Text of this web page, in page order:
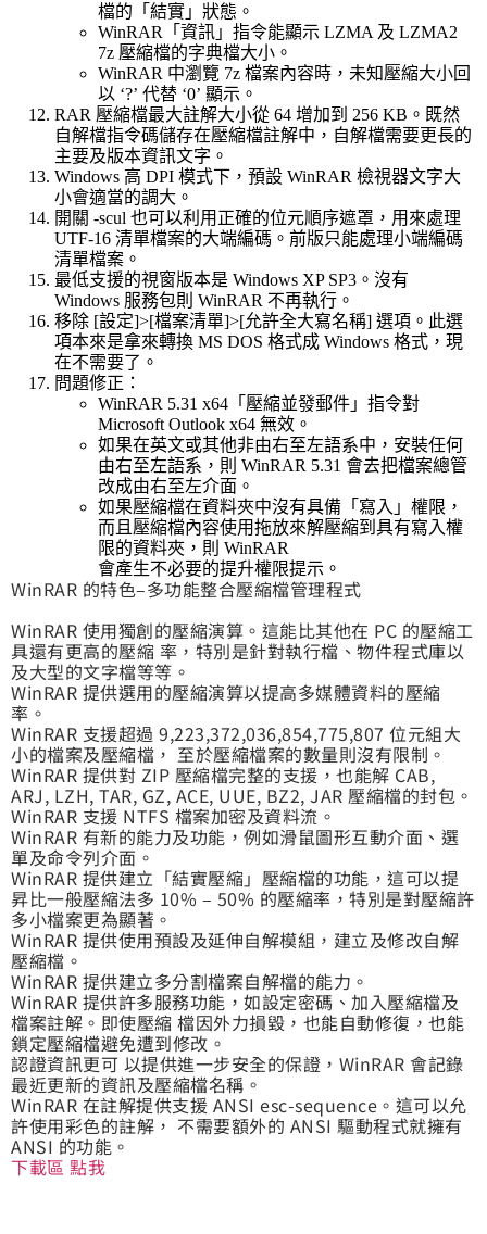
檔的「結實」狀態。
WinRAR「資訊」指令能顯示 LZMA 及 LZMA2
7z 壓縮檔的字典檔大小。
WinRAR 中瀏覽 7z 檔案內容時，未知壓縮大小回
以 ‘?’ 代替 ‘0’ 顯示。
RAR 壓縮檔最大註解大小從 64 增加到 256 KB。既然
自解檔指令碼儲存在壓縮檔註解中，自解檔需要更長的
主要及版本資訊文字。
Windows 高 DPI 模式下，預設 WinRAR 檢視器文字大
小會適當的調大。
開關 -scul 也可以利用正確的位元順序遮罩，用來處理
UTF-16 清單檔案的大端編碼。前版只能處理小端編碼
清單檔案。
最低支援的視窗版本是 Windows XP SP3。沒有
Windows 服務包則 WinRAR 不再執行。
移除 [設定]>[檔案清單]>[允許全大寫名稱] 選項。此選
項本來是拿來轉換 MS DOS 格式成 Windows 格式，現
在不需要了。
問題修正：
WinRAR 5.31 x64「壓縮並發郵件」指令對
Microsoft Outlook x64 無效。
如果在英文或其他非由右至左語系中，安裝任何
由右至左語系，則 WinRAR 5.31 會去把檔案總管
改成由右至左介面。
如果壓縮檔在資料夾中沒有具備「寫入」權限，
而且壓縮檔內容使用拖放來解壓縮到具有寫入權
限的資料夾，則 WinRAR
會產生不必要的提升權限提示。
WinRAR 的特色–多功能整合壓縮檔管理程式
WinRAR 使用獨創的壓縮演算。這能比其他在 PC 的壓縮工
具還有更高的壓縮 率，特別是針對執行檔、物件程式庫以
及大型的文字檔等等。
WinRAR 提供選用的壓縮演算以提高多媒體資料的壓縮
率。
WinRAR 支援超過 9,223,372,036,854,775,807 位元組大
小的檔案及壓縮檔， 至於壓縮檔案的數量則沒有限制。
WinRAR 提供對 ZIP 壓縮檔完整的支援，也能解 CAB,
ARJ, LZH, TAR, GZ, ACE, UUE, BZ2, JAR 壓縮檔的封包。
WinRAR 支援 NTFS 檔案加密及資料流。
WinRAR 有新的能力及功能，例如滑鼠圖形互動介面、選
單及命令列介面。
WinRAR 提供建立「結實壓縮」壓縮檔的功能，這可以提
昇比一般壓縮法多 10% – 50% 的壓縮率，特別是對壓縮許
多小檔案更為顯著。
WinRAR 提供使用預設及延伸自解模組，建立及修改自解
壓縮檔。
WinRAR 提供建立多分割檔案自解檔的能力。
WinRAR 提供許多服務功能，如設定密碼、加入壓縮檔及
檔案註解。即使壓縮 檔因外力損毀，也能自動修復，也能
鎖定壓縮檔避免遭到修改。
認證資訊更可 以提供進一步安全的保證，WinRAR 會記錄
最近更新的資訊及壓縮檔名稱。
WinRAR 在註解提供支援 ANSI esc-sequence。這可以允
許使用彩色的註解， 不需要額外的 ANSI 驅動程式就擁有
ANSI 的功能。
下載區 點我